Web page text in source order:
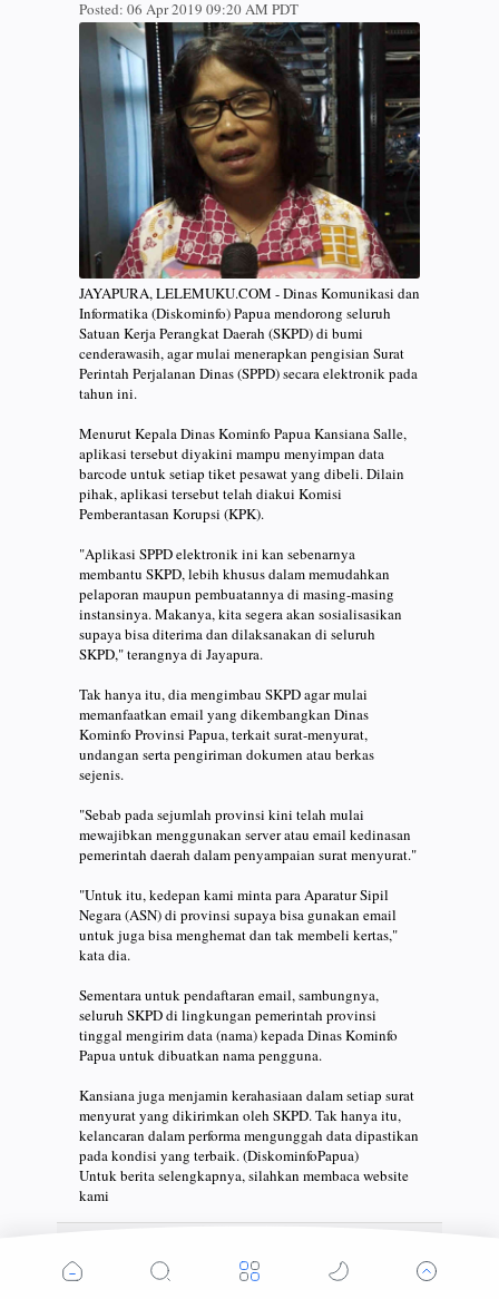
Posted: 06 Apr 2019 09:20 AM PDT
JAYAPURA, LELEMUKU.COM - Dinas Komunikasi dan
Informatika (Diskominfo) Papua mendorong seluruh
Satuan Kerja Perangkat Daerah (SKPD) di bumi
cenderawasih, agar mulai menerapkan pengisian Surat
Perintah Perjalanan Dinas (SPPD) secara elektronik pada
tahun ini.
Menurut Kepala Dinas Kominfo Papua Kansiana Salle,
aplikasi tersebut diyakini mampu menyimpan data
barcode untuk setiap tiket pesawat yang dibeli. Dilain
pihak, aplikasi tersebut telah diakui Komisi
Pemberantasan Korupsi (KPK).
"Aplikasi SPPD elektronik ini kan sebenarnya
membantu SKPD, lebih khusus dalam memudahkan
pelaporan maupun pembuatannya di masing-masing
instansinya. Makanya, kita segera akan sosialisasikan
supaya bisa diterima dan dilaksanakan di seluruh
SKPD," terangnya di Jayapura.
Tak hanya itu, dia mengimbau SKPD agar mulai
memanfaatkan email yang dikembangkan Dinas
Kominfo Provinsi Papua, terkait surat-menyurat,
undangan serta pengiriman dokumen atau berkas
sejenis.
"Sebab pada sejumlah provinsi kini telah mulai
mewajibkan menggunakan server atau email kedinasan
pemerintah daerah dalam penyampaian surat menyurat."
"Untuk itu, kedepan kami minta para Aparatur Sipil
Negara (ASN) di provinsi supaya bisa gunakan email
untuk juga bisa menghemat dan tak membeli kertas,"
kata dia.
Sementara untuk pendaftaran email, sambungnya,
seluruh SKPD di lingkungan pemerintah provinsi
tinggal mengirim data (nama) kepada Dinas Kominfo
Papua untuk dibuatkan nama pengguna.
Kansiana juga menjamin kerahasiaan dalam setiap surat
menyurat yang dikirimkan oleh SKPD. Tak hanya itu,
kelancaran dalam performa mengunggah data dipastikan
pada kondisi yang terbaik. (DiskominfoPapua)
Untuk berita selengkapnya, silahkan membaca website
kami
Temui Andi Sudirman Sulaiman,
FKUB Serukan Pesan Damai